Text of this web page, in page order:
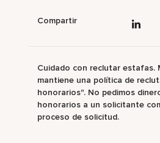
Compartir
Cuidado con reclutar estafas.
mantiene una política de
honorarios". No pedimos
honorarios a un solicitante
proceso de solicitud.